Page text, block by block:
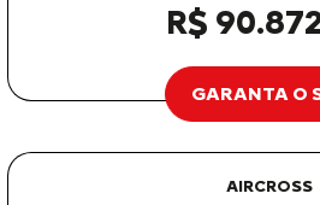
R$
GARANTA O
AIRCROSS